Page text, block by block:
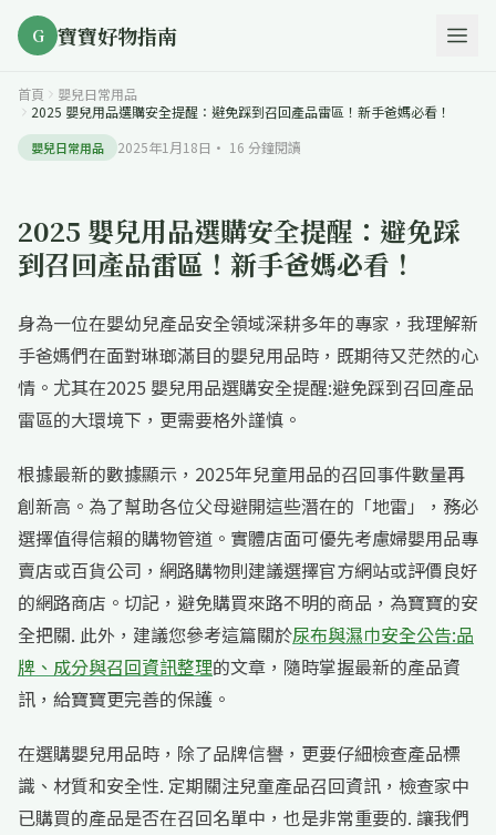
G 寶寶好物指南
首頁
嬰兒日常用品
2025 嬰兒用品選購安全提醒：避免踩到召回產品雷區！新手爸媽必看！
嬰兒日常用品 2025年1月18日 · 16 分鐘閱讀
2025 嬰兒用品選購安全提醒：避免踩
到召回產品雷區！新手爸媽必看！
身為一位在嬰幼兒產品安全領域深耕多年的專家，我理解新
手爸媽們在面對琳瑯滿目的嬰兒用品時，既期待又茫然的心
情。尤其在2025 嬰兒用品選購安全提醒:避免踩到召回產品
雷區的大環境下，更需要格外謹慎。
根據最新的數據顯示，2025年兒童用品的召回事件數量再
創新高。為了幫助各位父母避開這些潛在的「地雷」，務必
選擇值得信賴的購物管道。實體店面可優先考慮婦嬰用品專
賣店或百貨公司，網路購物則建議選擇官方網站或評價良好
的網路商店。切記，避免購買來路不明的商品，為寶寶的安
全把關. 此外，建議您參考這篇關於尿布與濕巾安全公告:品
牌、成分與召回資訊整理的文章，隨時掌握最新的產品資
訊，給寶寶更完善的保護。
在選購嬰兒用品時，除了品牌信譽，更要仔細檢查產品標
識、材質和安全性. 定期關注兒童產品召回資訊，檢查家中
已購買的產品是否在召回名單中，也是非常重要的. 讓我們